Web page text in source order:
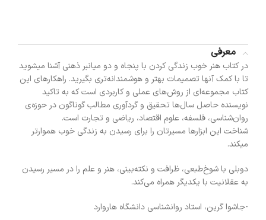
معرفی
در کتاب هنر خوب زندگی کردن با پنجاه و دو میانبر ذهنی آشنا میشوید
تا با کمک آنها تصمیمات بهتر و هوشمندانه‌تری بگیرید. راهکارهای این
کتاب مجموعه‌ای از روش‌های عملی و کاربردی است که به تاکید
نویسنده حاصل سال‌ها تحقیق و گردآوری مطالب گوناگون در حوزه‌ی
روان‌شناسی، فلسفه، علوم اقتصاد، ریاضی و تجارت است.
شناخت این ابزارها مسیرتان را برای رسیدن به زندگی خوب هموارتر
میکند.
دوبلی با شوخ‏‌طبعی، ظرافت و نکته‏‌بینی، هنر و علم را در مسیر رسیدن
به عقلانیت با یکدیگر همراه می‌‏کند.
-جاشوا گرین، استاد روانشناسی دانشگاه هاروارد